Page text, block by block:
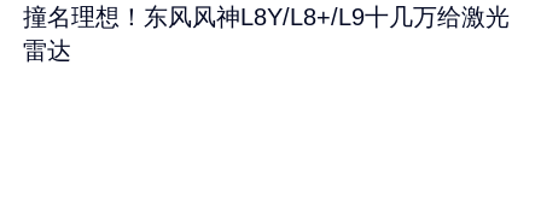
撞名理想！东风风神L8Y/L8+/L9十几万给激光
雷达